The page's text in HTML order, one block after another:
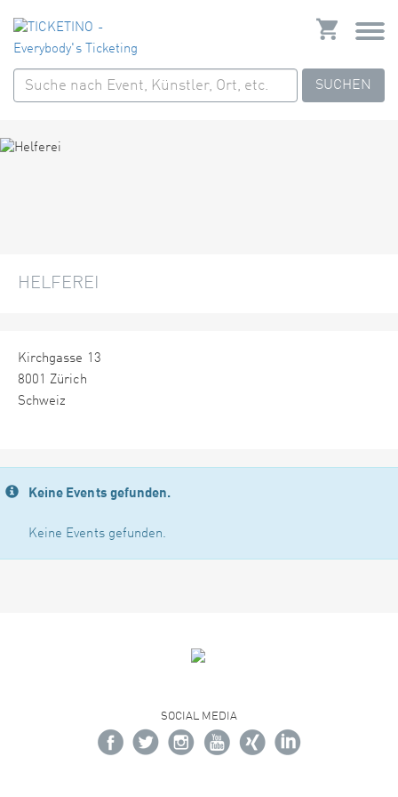
SUCHEN
HELFEREI
Kirchgasse 13
8001 Zürich
Schweiz
Keine Events gefunden.
Keine Events gefunden.
SOCIAL MEDIA